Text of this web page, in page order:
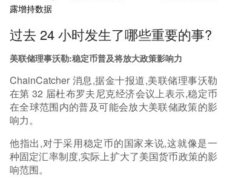
多空比升至今年新高，可能预示短期回调风险；同
是一个温和看涨信号。 * **监管行动：** 美国SEC
对Privvy Investments创始人提起诉讼，指控其运
营一个涉案1230万美元的虚假AI加密货币交易机器
0）：** * **以太坊链前五：** HEX、SHIB、LIN
K、PEPE、UNI * **Solana链前五：** TROLL、W
ORLDCUP、neet、Buttcoin、PBTC * **Base链前
五：** toby、ELSA、cbETH、CYPR、ALB
露增持数据
过去 24 小时发生了哪些重要的事?
美联储理事沃勒:稳定币普及将放大政策影响力
ChainCatcher 消息,据金十报道,美联储理事沃勒
在第 32 届杜布罗夫尼克经济会议上表示,稳定币
在全球范围内的普及可能会放大美联储政策的影
响力。
他指出,对于采用稳定币的国家来说,这就像是一
种固定汇率制度,实际上扩大了美国货币政策的影
响范围。